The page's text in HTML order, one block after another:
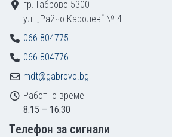
гр. Габрово 5300
ул. „Райчо Каролев“ № 4
066 804775
066 804776
mdt@gabrovo.bg
Работно време
8:15 – 16:30
Tелефон за сигнали